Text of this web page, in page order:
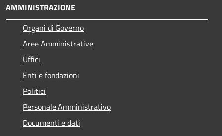
AMMINISTRAZIONE
Organi di Governo
Aree Amministrative
Uffici
Enti e fondazioni
Politici
Personale Amministrativo
Documenti e dati